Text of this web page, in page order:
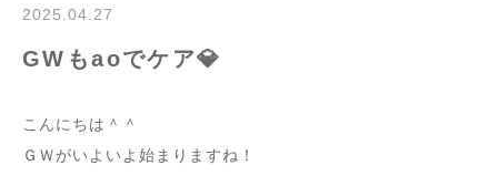
2025.04.27
GWもaoでケア💎
こんにちは＾＾
ＧＷがいよいよ始まりますね！